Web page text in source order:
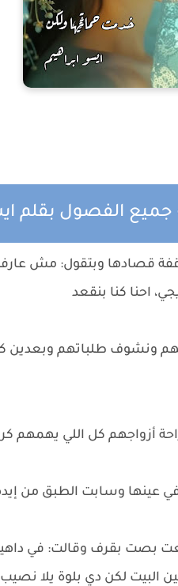
جميع الفصول بقلم
قصادها وبتقول: مش
احنا كنا بنقعد
ونشوف طلباتهم وبعدين
أزواجهم كل اللي
عينها وسابت الطبق من
بصت بقرف وقالت: في
البيت لكن دي بلوة يلا نصيب